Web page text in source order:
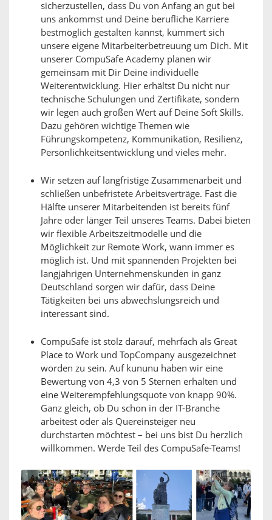
sicherzustellen, dass Du von Anfang an gut bei
uns ankommst und Deine berufliche Karriere
bestmöglich gestalten kannst, kümmert sich
unsere eigene Mitarbeiterbetreuung um Dich. Mit
unserer CompuSafe Academy planen wir
gemeinsam mit Dir Deine individuelle
Weiterentwicklung. Hier erhältst Du nicht nur
technische Schulungen und Zertifikate, sondern
wir legen auch großen Wert auf Deine Soft Skills.
Dazu gehören wichtige Themen wie
Führungskompetenz, Kommunikation, Resilienz,
Persönlichkeitsentwicklung und vieles mehr.
Wir setzen auf langfristige Zusammenarbeit und
schließen unbefristete Arbeitsverträge. Fast die
Hälfte unserer Mitarbeitenden ist bereits fünf
Jahre oder länger Teil unseres Teams. Dabei bieten
wir flexible Arbeitszeitmodelle und die
Möglichkeit zur Remote Work, wann immer es
möglich ist. Und mit spannenden Projekten bei
langjährigen Unternehmenskunden in ganz
Deutschland sorgen wir dafür, dass Deine
Tätigkeiten bei uns abwechslungsreich und
interessant sind.
CompuSafe ist stolz darauf, mehrfach als Great
Place to Work und TopCompany ausgezeichnet
worden zu sein. Auf kununu haben wir eine
Bewertung von 4,3 von 5 Sternen erhalten und
eine Weiterempfehlungsquote von knapp 90%.
Ganz gleich, ob Du schon in der IT-Branche
arbeitest oder als Quereinsteiger neu
durchstarten möchtest – bei uns bist Du herzlich
willkommen. Werde Teil des CompuSafe-Teams!